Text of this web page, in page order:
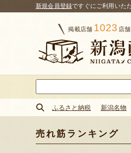
新規会員登録ですぐにご利用いた
掲載店舗 1023 店舗
索:
ふるさと納税 新潟名物
売れ筋ランキング